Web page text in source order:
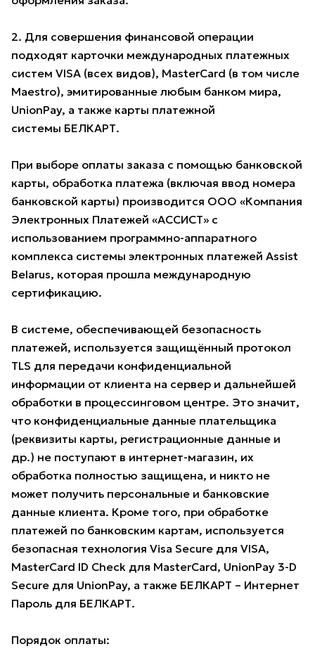
2. Для совершения финансовой операции
подходят карточки международных платежных
систем VISA (всех видов), MasterCard (в том числе
Maestro), эмитированные любым банком мира,
UnionPay, а также карты платежной
системы БЕЛКАРТ.
При выборе оплаты заказа с помощью банковской
карты, обработка платежа (включая ввод номера
банковской карты) производится ООО «Компания
Электронных Платежей «АССИСТ» с
использованием программно-аппаратного
комплекса системы электронных платежей Assist
Belarus, которая прошла международную
сертификацию.
В системе, обеспечивающей безопасность
платежей, используется защищённый протокол
TLS для передачи конфиденциальной
информации от клиента на сервер и дальнейшей
обработки в процессинговом центре. Это значит,
что конфиденциальные данные плательщика
(реквизиты карты, регистрационные данные и
др.) не поступают в интернет-магазин, их
обработка полностью защищена, и никто не
может получить персональные и банковские
данные клиента. Кроме того, при обработке
платежей по банковским картам, используется
безопасная технология Visa Secure для VISA,
MasterCard ID Check для MasterCard, UnionPay 3-D
Secure для UnionPay, а также БЕЛКАРТ – Интернет
Пароль для БЕЛКАРТ.
Порядок оплаты: